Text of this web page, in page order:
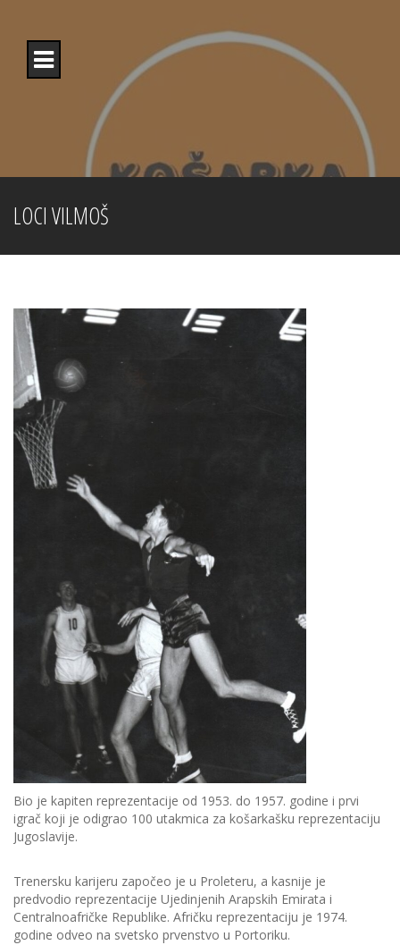
content
LOCI VILMOŠ
Bio je kapiten reprezentacije od 1953. do 1957. godine i prvi
igrač koji je odigrao 100 utakmica za košarkašku reprezentaciju
Jugoslavije.
Trenersku karijeru započeo je u Proleteru, a kasnije je
predvodio reprezentacije Ujedinjenih Arapskih Emirata i
Centralnoafričke Republike. Afričku reprezentaciju je 1974.
godine odveo na svetsko prvenstvo u Portoriku.